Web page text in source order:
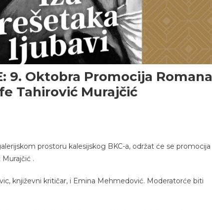
9. Oktobra Promocija Romana
Tahirović Murajčić
prostoru kalesijskog BKC-a, održat će se promocija
.
književni kritičar, i Emina Mehmedović. Moderatorće biti